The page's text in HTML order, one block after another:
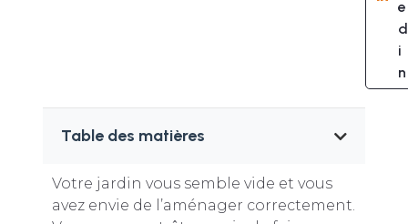
e
d
i
n
Table des matières
Votre jardin vous semble vide et vous
avez envie de l’aménager correctement.